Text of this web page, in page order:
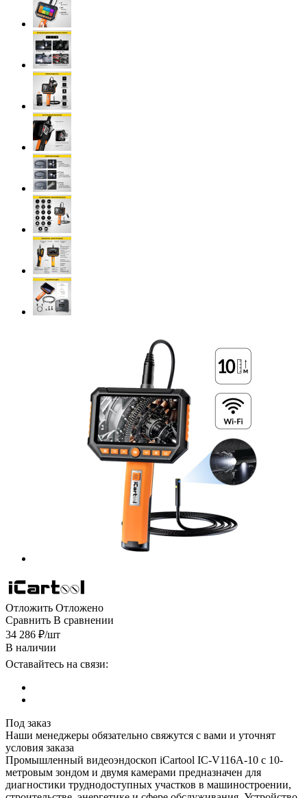
Отложить Отложено
Сравнить В сравнении
34 286 ₽/шт
В наличии
Оставайтесь на связи:
Под заказ
Наши менеджеры обязательно свяжутся с вами и уточнят
условия заказа
Промышленный видеоэндоскоп iCartool IC-V116A-10 с 10-
метровым зондом и двумя камерами предназначен для
диагностики труднодоступных участков в машиностроении,